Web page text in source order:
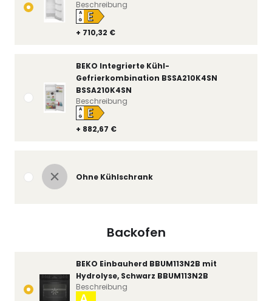
+ 710,32 €
A
↑
G E
Beschreibung
BEKO Integrierte Kühl-
Gefrierkombination BSSA210K4SN
BSSA210K4SN
+ 882,67 €
A
↑
G E
Beschreibung
Ohne Kühlschrank
Backofen
BEKO Einbauherd BBUM113N2B mit
Hydrolyse, Schwarz BBUM113N2B
Beschreibung